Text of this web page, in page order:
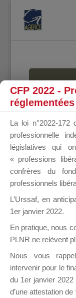
CFP 2022 -
réglementées
La loi n°2022-172
professionnelle
législatives qui
« professions
confrères du
professionnels
L’Urssaf, en
1er janvier 2022.
En pratique, nous
PLNR ne relèvent
Nous vous
intervenir pour le
du 1er janvier
d’une attestation